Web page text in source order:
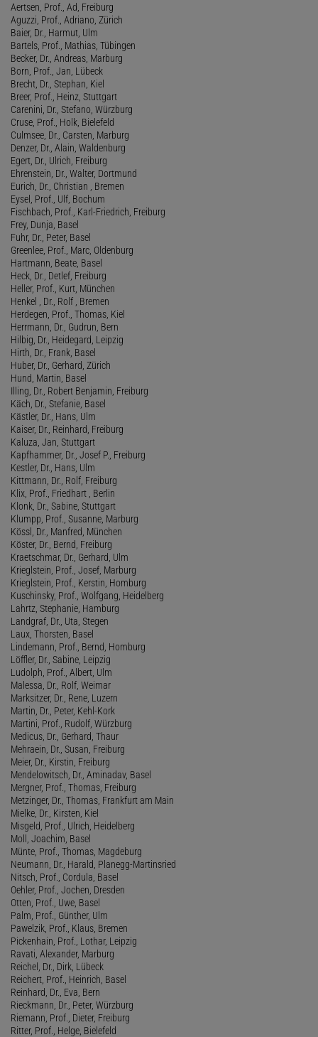
Aertsen, Prof., Ad, Freiburg
Aguzzi, Prof., Adriano, Zürich
Baier, Dr., Harmut, Ulm
Bartels, Prof., Mathias, Tübingen
Becker, Dr., Andreas, Marburg
Born, Prof., Jan, Lübeck
Brecht, Dr., Stephan, Kiel
Breer, Prof., Heinz, Stuttgart
Carenini, Dr., Stefano, Würzburg
Cruse, Prof., Holk, Bielefeld
Culmsee, Dr., Carsten, Marburg
Denzer, Dr., Alain, Waldenburg
Egert, Dr., Ulrich, Freiburg
Ehrenstein, Dr., Walter, Dortmund
Eurich, Dr., Christian , Bremen
Eysel, Prof., Ulf, Bochum
Fischbach, Prof., Karl-Friedrich, Freiburg
Frey, Dunja, Basel
Fuhr, Dr., Peter, Basel
Greenlee, Prof., Marc, Oldenburg
Hartmann, Beate, Basel
Heck, Dr., Detlef, Freiburg
Heller, Prof., Kurt, München
Henkel , Dr., Rolf , Bremen
Herdegen, Prof., Thomas, Kiel
Herrmann, Dr., Gudrun, Bern
Hilbig, Dr., Heidegard, Leipzig
Hirth, Dr., Frank, Basel
Huber, Dr., Gerhard, Zürich
Hund, Martin, Basel
Illing, Dr., Robert Benjamin, Freiburg
Käch, Dr., Stefanie, Basel
Kästler, Dr., Hans, Ulm
Kaiser, Dr., Reinhard, Freiburg
Kaluza, Jan, Stuttgart
Kapfhammer, Dr., Josef P., Freiburg
Kestler, Dr., Hans, Ulm
Kittmann, Dr., Rolf, Freiburg
Klix, Prof., Friedhart , Berlin
Klonk, Dr., Sabine, Stuttgart
Klumpp, Prof., Susanne, Marburg
Kössl, Dr., Manfred, München
Köster, Dr., Bernd, Freiburg
Kraetschmar, Dr., Gerhard, Ulm
Krieglstein, Prof., Josef, Marburg
Krieglstein, Prof., Kerstin, Homburg
Kuschinsky, Prof., Wolfgang, Heidelberg
Lahrtz, Stephanie, Hamburg
Landgraf, Dr., Uta, Stegen
Laux, Thorsten, Basel
Lindemann, Prof., Bernd, Homburg
Löffler, Dr., Sabine, Leipzig
Ludolph, Prof., Albert, Ulm
Malessa, Dr., Rolf, Weimar
Marksitzer, Dr., Rene, Luzern
Martin, Dr., Peter, Kehl-Kork
Martini, Prof., Rudolf, Würzburg
Medicus, Dr., Gerhard, Thaur
Mehraein, Dr., Susan, Freiburg
Meier, Dr., Kirstin, Freiburg
Mendelowitsch, Dr., Aminadav, Basel
Mergner, Prof., Thomas, Freiburg
Metzinger, Dr., Thomas, Frankfurt am Main
Mielke, Dr., Kirsten, Kiel
Misgeld, Prof., Ulrich, Heidelberg
Moll, Joachim, Basel
Münte, Prof., Thomas, Magdeburg
Neumann, Dr., Harald, Planegg-Martinsried
Nitsch, Prof., Cordula, Basel
Oehler, Prof., Jochen, Dresden
Otten, Prof., Uwe, Basel
Palm, Prof., Günther, Ulm
Pawelzik, Prof., Klaus, Bremen
Pickenhain, Prof., Lothar, Leipzig
Ravati, Alexander, Marburg
Reichel, Dr., Dirk, Lübeck
Reichert, Prof., Heinrich, Basel
Reinhard, Dr., Eva, Bern
Rieckmann, Dr., Peter, Würzburg
Riemann, Prof., Dieter, Freiburg
Ritter, Prof., Helge, Bielefeld